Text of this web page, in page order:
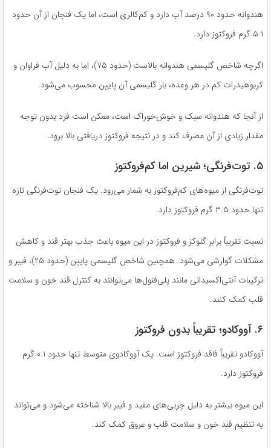
هندوانه حدود ۹۰ درصد آب دارد و کم‌کالری است، اما یک فنجان از آن حدود
۵.۱ گرم فروکتوز دارد.
اگرچه شاخص گلیسمی هندوانه بالاست (حدود ۷۵)، اما به دلیل آب فراوان و
کربوهیدرات کم در هر وعده، بار گلیسمی آن پایین محسوب می‌شود.
از آنجا که هندوانه سبک و خوش‌خوراک است، ممکن است فرد بدون توجه
مقدار زیادی از آن مصرف کند و در نتیجه فروکتوز دریافتی بالا برود.
۵. توت‌فرنگی؛ شیرین اما کم‌فروکتوز
توت‌فرنگی از میوه‌های کم‌فروکتوز به شمار می‌رود. یک فنجان توت‌فرنگی تازه
تنها حدود ۳.۵ گرم فروکتوز دارد.
نسبت تقریباً برابر گلوکز و فروکتوز در این میوه باعث جذب بهتر قند و کاهش
مشکلات گوارشی می‌شود. همچنین شاخص گلیسمی پایین (حدود ۲۵)، فیبر و
ترکیبات آنتی‌اکسیدانی مانند پلی‌فنول‌ها می‌توانند به کنترل قند خون و سلامت
قلب کمک کنند.
۶. آووکادو؛ تقریباً بدون فروکتوز
آووکادو تقریباً فاقد فروکتوز است. یک آووکادوی متوسط تنها حدود ۰.۱ گرم
فروکتوز دارد.
این میوه بیشتر به دلیل چربی‌های مفید و فیبر بالا شناخته می‌شود و می‌تواند
به تنظیم قند خون و سلامت قلب و عروق کمک کند.